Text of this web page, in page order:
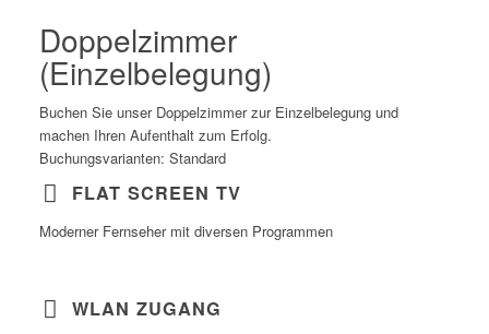
Doppelzimmer
(Einzelbelegung)
Buchen Sie unser Doppelzimmer zur Einzelbelegung und
machen Ihren Aufenthalt zum Erfolg.
Buchungsvarianten: Standard
FLAT SCREEN TV
Moderner Fernseher mit diversen Programmen
WLAN ZUGANG